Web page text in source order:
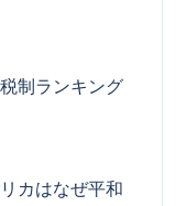
制ランキング
カはなぜ平和